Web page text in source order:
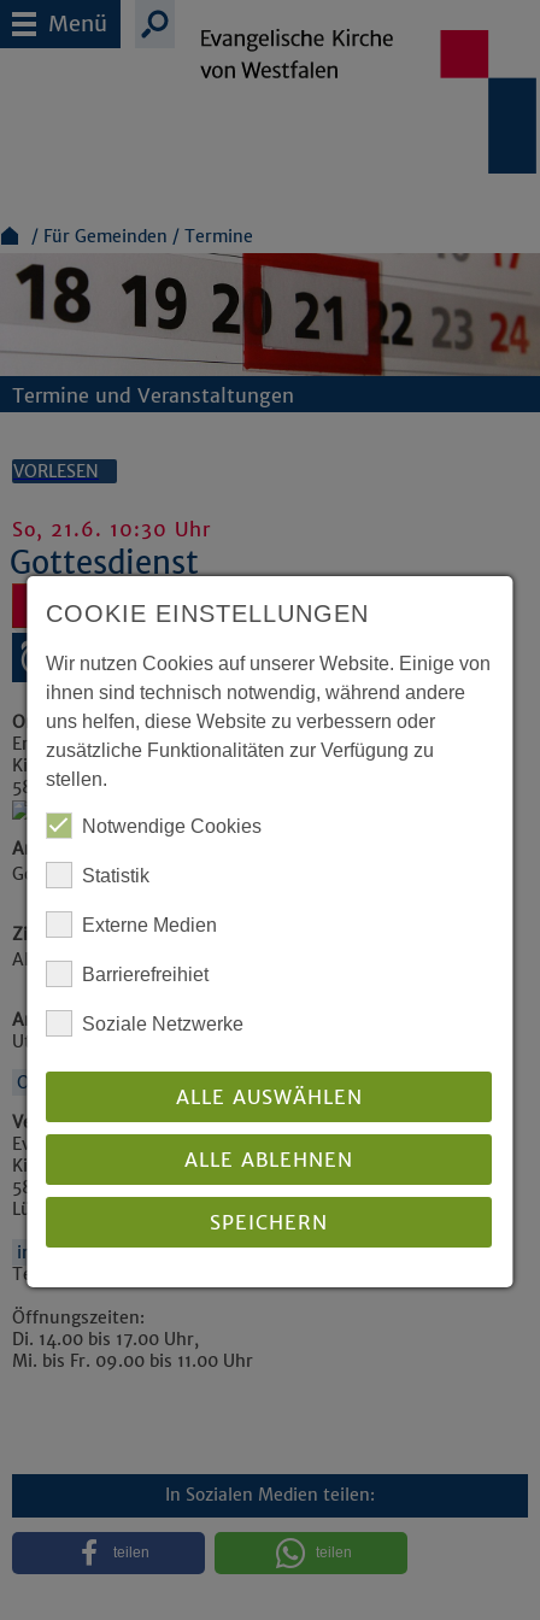
Menü
Für Gemeinden Termine
Termine und Veranstaltungen
VORLESEN
So, 21.6. 10:30 Uhr
Gottesdienst
Zurück
Ort
Erlöserkirche
Kirchplatz 2
58511 Lüdenscheid
Art der Veranstaltung / Kategorie
Gottesdienste
Zielgruppe
Alle Zielgruppen
Ansprechpartner
Ute Kaiser, Prädikantin
Ort auf Karte anzeigen
Veranstalter / veröffentlicht von
Ev. Versöhnungs-Kirchengemeinde Lüdenscheid
Kirchplatz 11 - 15
58511
Lüdenscheid
info@evvkg.de
Tel.: 0 23 51 - 2 55 00
Öffnungszeiten:
Di. 14.00 bis 17.00 Uhr,
Mi. bis Fr. 09.00 bis 11.00 Uhr
In Sozialen Medien teilen:
teilen teilen
COOKIE EINSTELLUNGEN
Wir nutzen Cookies auf unserer Website. Einige von
ihnen sind technisch notwendig, während andere
uns helfen, diese Website zu verbessern oder
zusätzliche Funktionalitäten zur Verfügung zu
stellen.
Notwendige Cookies
Statistik
Externe Medien
Barrierefreihiet
Soziale Netzwerke
ALLE AUSWÄHLEN
ALLE ABLEHNEN
SPEICHERN
Impressum